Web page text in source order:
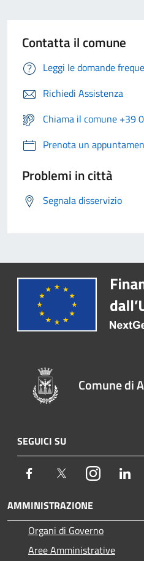
Contatta il comune
Leggi le domande
Richiedi Assistenza
Chiama il comune +39
Prenota un
Problemi in città
Segnala disservizio
Comune di
SEGUICI SU
Facebook TwitterInstagram
AMMINISTRAZIONE
Organi di Governo
Aree Amministrative